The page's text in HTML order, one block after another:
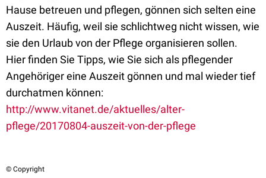
Hause betreuen und pflegen, gönnen sich selten eine
Auszeit. Häufig, weil sie schlichtweg nicht wissen, wie
sie den Urlaub von der Pflege organisieren sollen.
Hier finden Sie Tipps, wie Sie sich als pflegender
Angehörigereine Auszeit gönnen und mal wieder tief
durchatmen können:
http://www.vitanet.de/aktuelles/alter-
pflege/20170804-auszeit-von-der-pflege
© Copyright